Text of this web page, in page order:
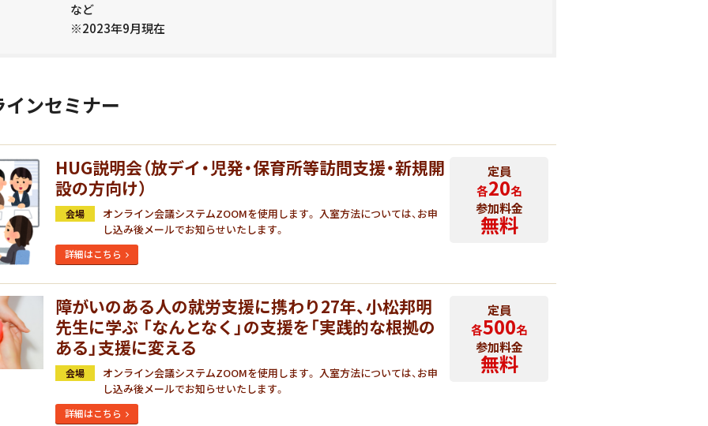
など
※2023年9月現在
ンセミナー
HUG説明会（放デイ・児発・保育所等訪問支援・新規開
設の方向け）
会場
オンライン会議システムZOOMを使用します。 入室方法については、お申
し込み後メールでお知らせいたします。
詳細はこちら
定員
各20名
参加料金
無料
障がいのある人の就労支援に携わり27年、小松邦明
先生に学ぶ 「なんとなく」の支援を「実践的な根拠の
ある」支援に変える
会場
オンライン会議システムZOOMを使用します。 入室方法については、お申
し込み後メールでお知らせいたします。
詳細はこちら
定員
各500名
参加料金
無料